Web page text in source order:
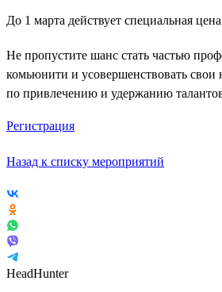
До 1 марта действует специальная
Не пропустите шанс стать частью
комьюнити и усовершенствовать свои
по привлечению и удержанию
Регистрация
Назад к списку мероприятий
HeadHunter